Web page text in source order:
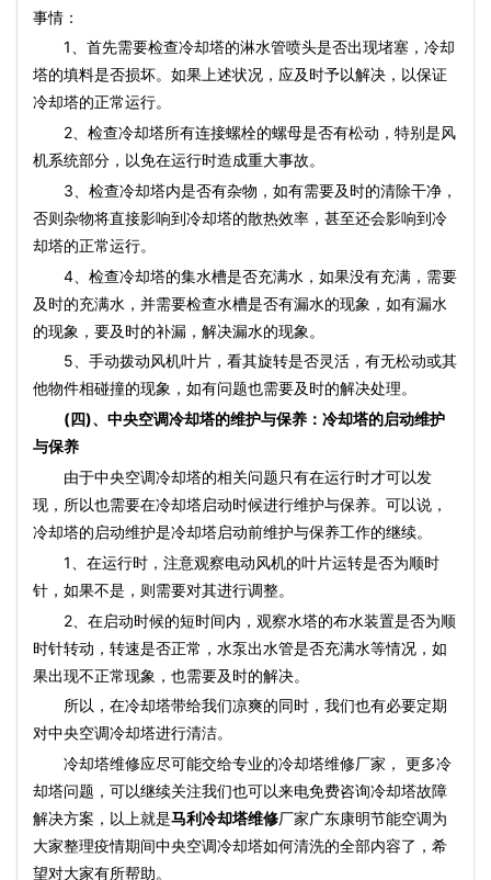
事情：
1、首先需要检查冷却塔的淋水管喷头是否出现堵塞，冷却
塔的填料是否损坏。如果上述状况，应及时予以解决，以保证
冷却塔的正常运行。
2、检查冷却塔所有连接螺栓的螺母是否有松动，特别是风
机系统部分，以免在运行时造成重大事故。
3、检查冷却塔内是否有杂物，如有需要及时的清除干净，
否则杂物将直接影响到冷却塔的散热效率，甚至还会影响到冷
却塔的正常运行。
4、检查冷却塔的集水槽是否充满水，如果没有充满，需要
及时的充满水，并需要检查水槽是否有漏水的现象，如有漏水
的现象，要及时的补漏，解决漏水的现象。
5、手动拨动风机叶片，看其旋转是否灵活，有无松动或其
他物件相碰撞的现象，如有问题也需要及时的解决处理。
(四)、中央空调冷却塔的维护与保养：冷却塔的启动维护
与保养
由于中央空调冷却塔的相关问题只有在运行时才可以发
现，所以也需要在冷却塔启动时候进行维护与保养。可以说，
冷却塔的启动维护是冷却塔启动前维护与保养工作的继续。
1、在运行时，注意观察电动风机的叶片运转是否为顺时
针，如果不是，则需要对其进行调整。
2、在启动时候的短时间内，观察水塔的布水装置是否为顺
时针转动，转速是否正常，水泵出水管是否充满水等情况，如
果出现不正常现象，也需要及时的解决。
所以，在冷却塔带给我们凉爽的同时，我们也有必要定期
对中央空调冷却塔进行清洁。
冷却塔维修应尽可能交给专业的冷却塔维修厂家， 更多冷
却塔问题，可以继续关注我们也可以来电免费咨询冷却塔故障
解决方案，以上就是马利冷却塔维修厂家广东康明节能空调为
大家整理疫情期间中央空调冷却塔如何清洗的全部内容了，希
望对大家有所帮助。